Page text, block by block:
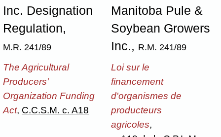
Inc. Designation
Regulation,
M.R. 241/89
Manitoba Pule &
Soybean Growers
Inc., R.M. 241/89
The Agricultural
Producers'
Organization Funding
Act, C.C.S.M. c. A18
Loi sur le
financement
d'organismes de
producteurs
agricoles,